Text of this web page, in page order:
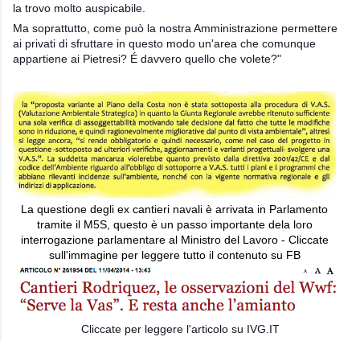
la trovo molto auspicabile.
Ma soprattutto, come può la nostra Amministrazione permettere
ai privati di sfruttare in questo modo un'area che comunque
appartiene ai Pietresi? É davvero quello che volete?"
La questione degli ex cantieri navali è arrivata in Parlamento
tramite il M5S, questo è un passo importante dela loro
interrogazione parlamentare al Ministro del Lavoro - Cliccate
sull'immagine per leggere tutto il contenuto su FB
Cliccate per leggere l'articolo su IVG.IT